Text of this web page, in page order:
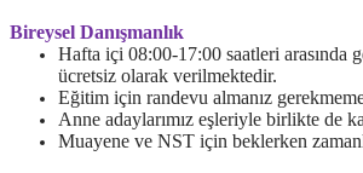
Bireysel Danışmanlık
Hafta içi 08:00-17:00 saatleri arasında
ücretsiz olarak verilmektedir.
Eğitim için randevu almanız
Anne adaylarımız eşleriyle birlikte de
Muayene ve NST için beklerken